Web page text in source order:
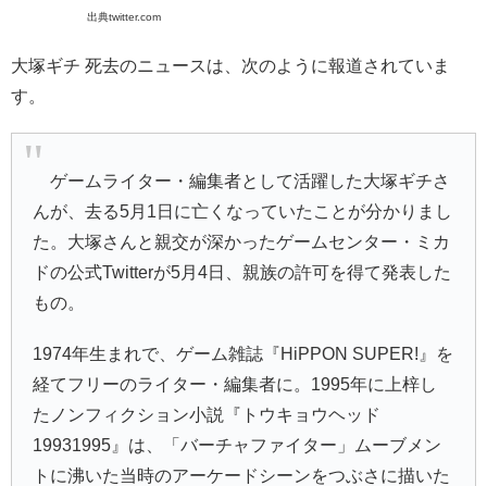
出典twitter.com
大塚ギチ 死去のニュースは、次のように報道されていま
す。
ゲームライター・編集者として活躍した大塚ギチさ
んが、去る5月1日に亡くなっていたことが分かりまし
た。大塚さんと親交が深かったゲームセンター・ミカ
ドの公式Twitterが5月4日、親族の許可を得て発表した
もの。
1974年生まれで、ゲーム雑誌『HiPPON SUPER! 』を
経てフリーのライター・編集者に。1995年に上梓し
たノンフィクション小説『 トウキョウヘッド
19931995 』は、「バーチャファイター 」ムーブメン
トに沸いた当時のアーケードシーンをつぶさに描いた